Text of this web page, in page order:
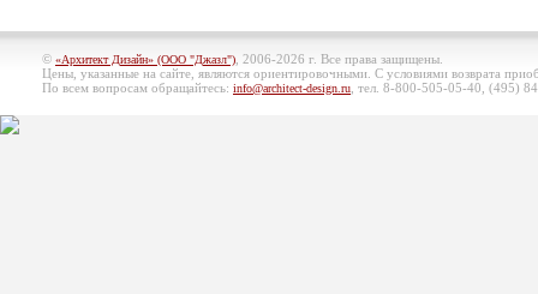
© «Архитект Дизайн» (ООО "Джазл") , 2006-2026 г. Все права защищены.
Цены, указанные на сайте, являются ориентировочными. С условиями возврата
По всем вопросам обращайтесь: info@architect-design.ru , тел. 8-800-505-05-40, (495)